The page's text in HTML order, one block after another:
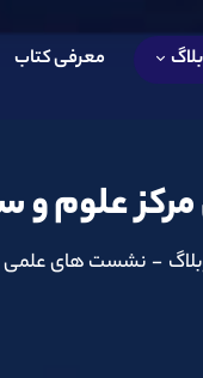
معرفی کتاب
علوم و
- نشست های علمی